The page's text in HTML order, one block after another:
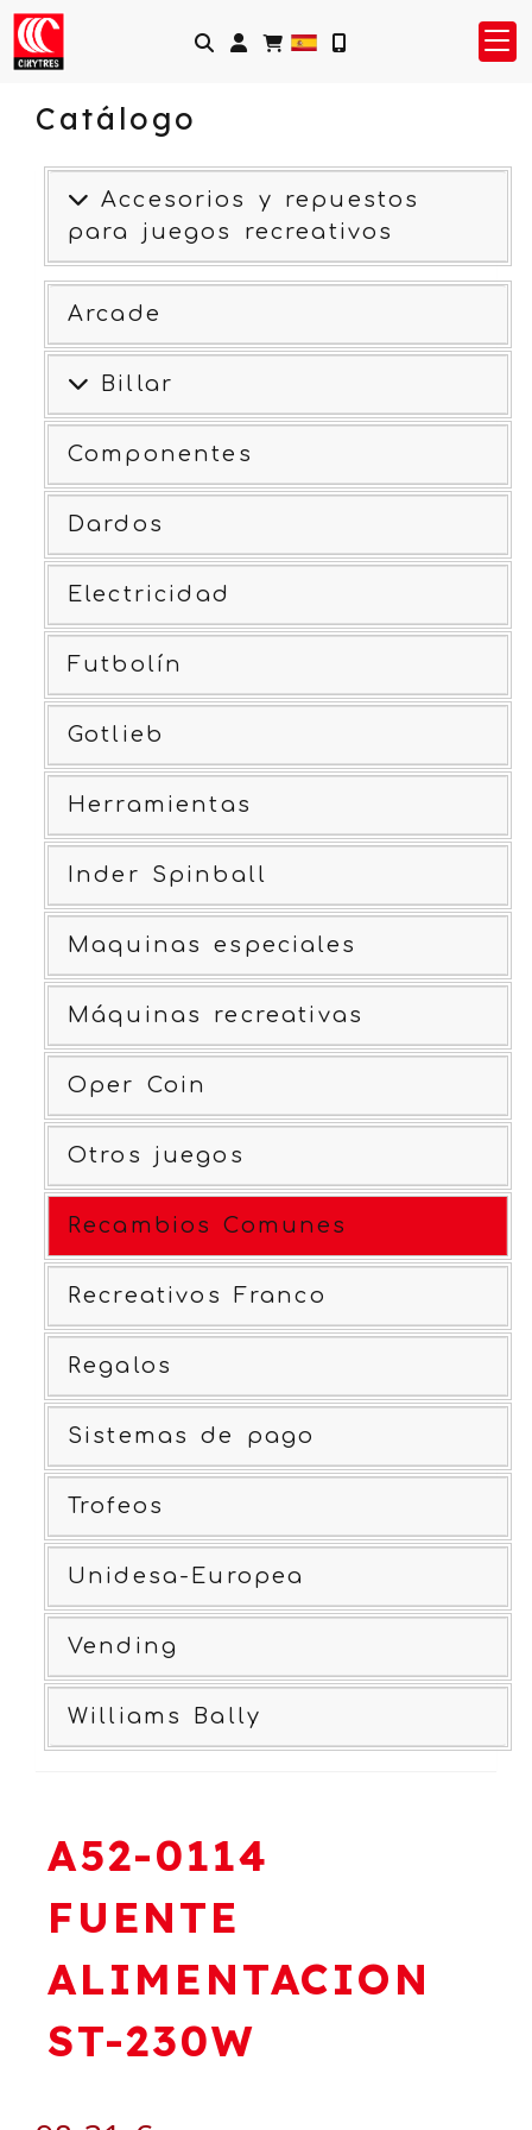
Identifícate
Catálogo
Accesorios y repuestos
para juegos recreativos
Arcade
Billar
Componentes
Dardos
Electricidad
Futbolín
Gotlieb
Herramientas
Inder Spinball
Maquinas especiales
Máquinas recreativas
Oper Coin
Otros juegos
Recambios Comunes
Recreativos Franco
Regalos
Sistemas de pago
Trofeos
Unidesa-Europea
Vending
Williams Bally
A52-0114
FUENTE
ALIMENTACION
ST-230W